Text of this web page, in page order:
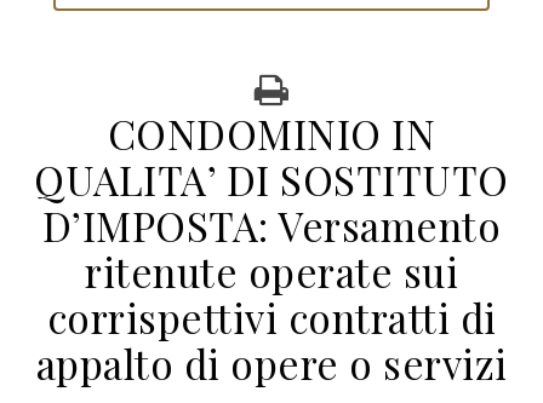
CONDOMINIO IN
QUALITA’ DI SOSTITUTO
D’IMPOSTA: Versamento
ritenute operate sui
corrispettivi contratti di
appalto di opere o servizi